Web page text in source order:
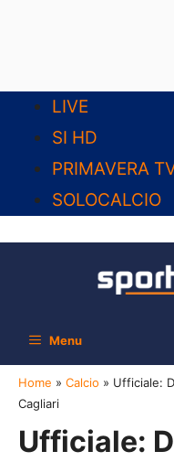
contenuto
LIVE
SI HD
PRIMAVERA
SOLOCALCIO
Menu
Home » Calcio » Ufficiale:
Cagliari
Ufficiale: